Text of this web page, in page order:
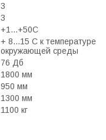
3
3
+1...+50С
+ 8...15 С к температуре
окружающей среды
76 Дб
1800 мм
950 мм
1300 мм
1100 кг